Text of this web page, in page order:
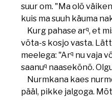
suur om. "Ma olõ
kuis ma suuh käuma
Kurg pahase arq, et
võta-s kosjo vasta.
meelega: "Arq nu vaja
saanuq naasekõnõ.
Nurmkana kaes
pääl, pikke jalgoga.